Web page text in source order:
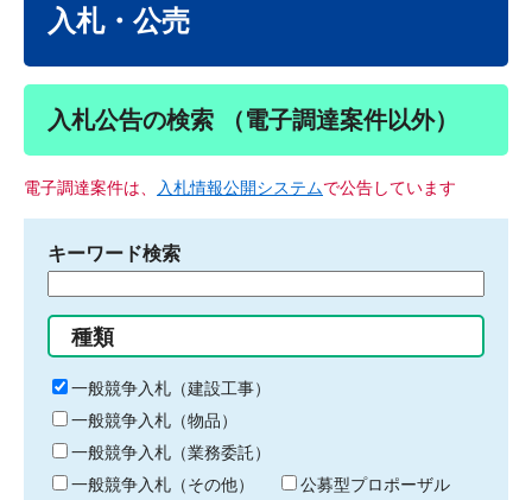
入札・公売
入札公告の検索 （電子調達案件以外）
電子調達案件は、 入札情報公開システムで公告しています
キーワード検索
る
キ
ー
ワ
ー
ド
種類
一般競争入札（建設工事）
一般競争入札（物品）
一般競争入札（業務委託）
一般競争入札（その他）
公募型プロポーザル